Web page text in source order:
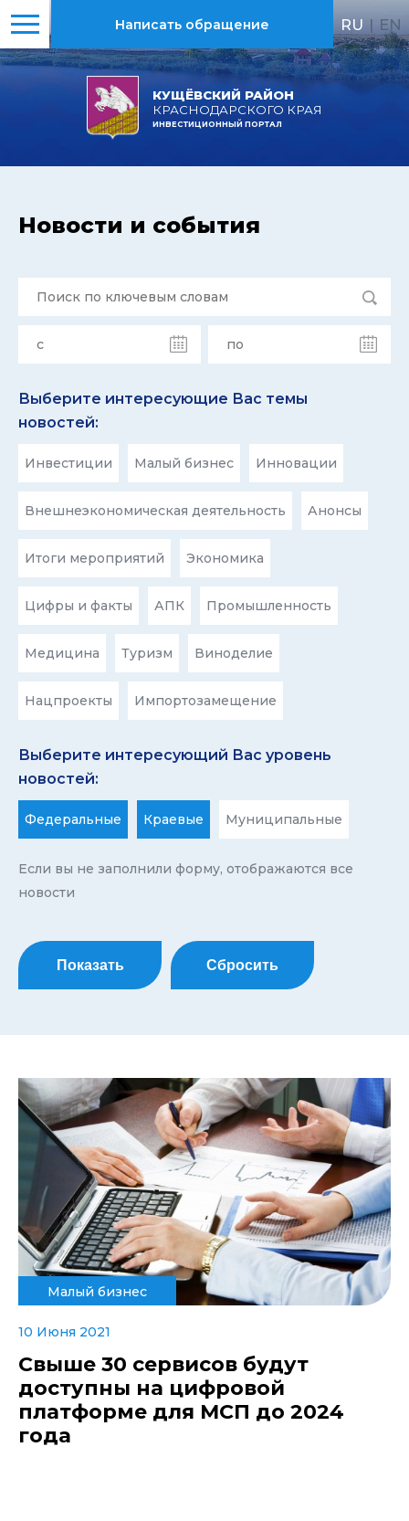
КУЩЁВСКИЙ РАЙОН
КРАСНОДАРСКОГО КРАЯ
ИНВЕСТИЦИОННЫЙ ПОРТАЛ
Написать обращение RU | EN
Новости и события
Выберите интересующие Вас темы
новостей:
Инвестиции Малый бизнес Инновации
Внешнеэкономическая деятельность Анонсы
Итоги мероприятий Экономика
Цифры и факты АПК Промышленность
Медицина Туризм Виноделие
Нацпроекты Импортозамещение
Выберите интересующий Вас уровень
новостей:
Федеральные Краевые Муниципальные
Если вы не заполнили форму, отображаются все
новости
Показать Сбросить
Малый бизнес
10 Июня 2021
Свыше 30 сервисов будут
доступны на цифровой
платформе для МСП до 2024
года